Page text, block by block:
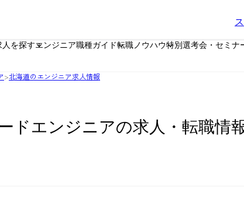
人を探すエンジニア職種ガイド転職ノウハウ特別選考会・セミナ
>北海道のエンジニア求人情報
ドエンジニアの求人・転職情